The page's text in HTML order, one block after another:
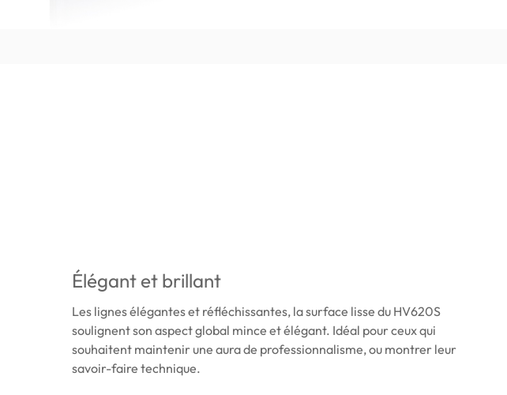
Élégant et brillant
Les lignes élégantes et réfléchissantes, la surface lisse du HV620S
soulignent son aspect global mince et élégant. Idéal pour ceux qui
souhaitent maintenir une aura de professionnalisme, ou montrer leur
savoir-faire technique.